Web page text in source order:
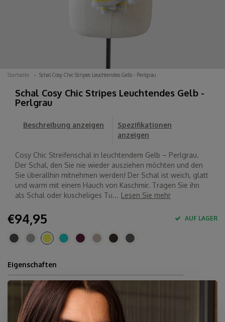
Startseite Schal Cosy Chic Stripes Leuchtendes Gelb - Perlgrau
Schal Cosy Chic Stripes Leuchtendes Gelb -
Perlgrau
Beschreibung anzeigen
Spezifikationen
anzeigen
Cosy Chic Streifenschal in leuchtendem Gelb – Perlgrau.
Der Schal, den Sie nie wieder ausziehen möchten und den
Sie überallhin mitnehmen werden! Der Schal ist weich, glatt
und warm mit einem Hauch von Kaschmir. Tragen Sie ihn
als Schal oder kuscheliges Tu... Lesen Sie mehr
€94,95 AUF LAGER
Eigenschaften
10% Kaschmir, 40% Merinowolle, 30% Viskose, 20%
Polyamid
Ca. 80 x 210-220 cm
Handwäsche